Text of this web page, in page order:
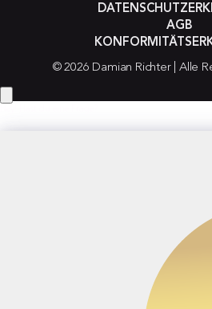
© 2026 Damian Richter | Alle
AGB